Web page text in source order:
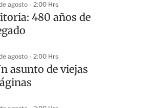
agosto - 2:00 Hrs
480 años de
agosto - 2:00 Hrs
asunto de viejas